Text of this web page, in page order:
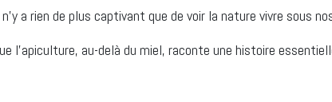
n’y a rien de plus captivant que de voir la nature vivre sous
l’apiculture, au-delà du miel, raconte une histoire